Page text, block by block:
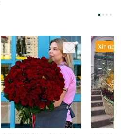
Хіт